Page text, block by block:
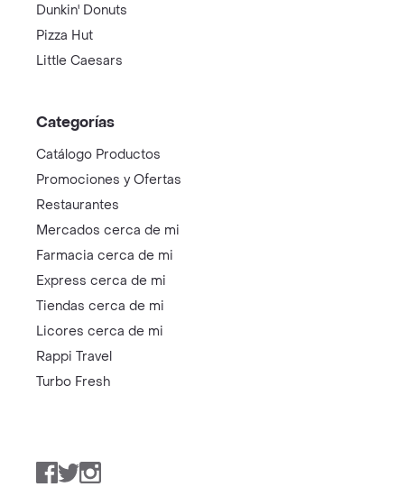
Dunkin' Donuts
Pizza Hut
Little Caesars
Categorías
Catálogo Productos
Promociones y Ofertas
Restaurantes
Mercados cerca de mi
Farmacia cerca de mi
Express cerca de mi
Tiendas cerca de mi
Licores cerca de mi
Rappi Travel
Turbo Fresh
Facebook
TwitterInstagram